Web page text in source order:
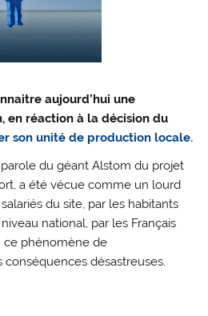
aujourd’hui une
en réaction à la décision du
son unité de production locale.
parole du géant Alstom du projet
a été vécue comme un lourd
du site, par les habitants
national, par les Français
ce phénomène de
conséquences désastreuses.